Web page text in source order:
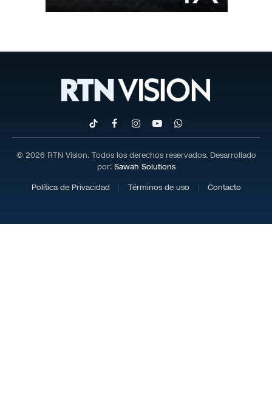
TikTokFacebookInstagram
YouTubeWhatsApp
© 2026 RTN Vision. Todos los derechos reservados. Desarrollado
por: Sawah Solutions
Política de Privacidad
Términos de uso Contacto